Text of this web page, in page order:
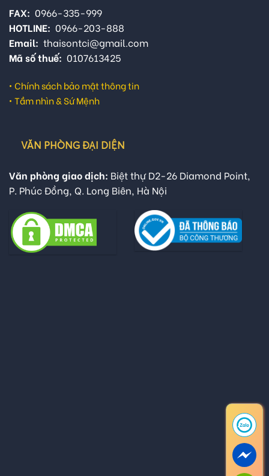
FAX: 0966-335-999
HOTLINE: 0966-203-888
Email: thaisontci@gmail.com
Mã số thuế: 0107613425
• Chính sách bảo mật thông tin
• Tầm nhìn & Sứ Mệnh
VĂN PHÒNG ĐẠI DIỆN
Văn phòng giao dịch: Biệt thự D2-26 Diamond Point,
P. Phúc Đồng, Q. Long Biên, Hà Nội